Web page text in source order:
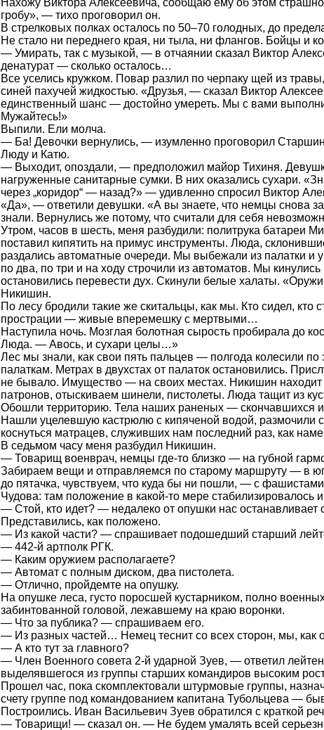
Нахожу Виктора Алексеевича, сообщаю ему об этом
гробу», — тихо проговорил он.
В стрелковых полках осталось по 50–70 голодных, до
Не стало ни переднего края, ни тыла, ни флангов. Бойцы и
— Умирать, так с музыкой, — в отчаянии сказал Виктор
денатурат — сколько осталось…
Все уселись кружком. Повар разлил по черпаку щей из
синей пахучей жидкостью. «Друзья, — сказал Виктор
единственный шанс — достойно умереть. Мы с вами
Мужайтесь!»
Выпили. Ели молча.
— Ба! Девочки вернулись, — изумленно проговорил
Люду и Катю.
— Выходит, опоздали, — предположил майор Тихиня.
нагруженные санитарные сумки. В них оказались сухари.
через „коридор“ — назад?» — удивленно спросил Виктор
«Да», — ответили девушки. «А вы знаете, что немцы снова
знали. Вернулись же потому, что считали для себя
Утром, часов в шесть, меня разбудили: политрука батареи
поставил кипятить на примус инструменты. Люда,
раздались автоматные очереди. Мы выбежали из палатки и
по два, по три и на ходу строчили из автоматов. Мы
остановились перевести дух. Скинули белые халаты.
Никишин.
По лесу бродили такие же скитальцы, как мы. Кто сидел, кто
прострации — живые вперемешку с мертвыми…
Наступила ночь. Мозглая болотная сырость пробирала до
Люда. — Авось, и сухари целы…»
Лес мы знали, как свои пять пальцев — полгода колесили
палаткам. Метрах в двухстах от палаток остановились.
не бывало. Имущество — на своих местах. Никишин
патронов, отыскиваем шинели, пистолеты. Люда тащит из
Обошли территорию. Тела наших раненых — скончавшихся
Нашли уцелевшую кастрюлю с кипяченой водой, размочили
коснуться матрацев, служивших нам последний раз, как
В седьмом часу меня разбудил Никишин.
— Товарищ военврач, немцы где-то близко — на губной
Забираем вещи и отправляемся по старому маршруту — в
до пятачка, чувствуем, что куда бы ни пошли, — с
Чудова: там положение в какой-то мере стабилизировалось и
— Стой, кто идет? — недалеко от опушки нас останавливает
Представились, как положено.
— Из какой части? — спрашивает подошедший старший
— 442-й артполк РГК.
— Каким оружием располагаете?
— Автомат с полным диском, два пистолета.
— Отлично, пройдемте на опушку.
На опушке леса, густо поросшей кустарником, полно
забинтованной головой, лежавшему на краю воронки.
— Что за публика? — спрашиваем его.
— Из разных частей… Немец теснит со всех сторон, мы, как
— А кто тут за главного?
— Член Военного совета 2-й ударной Зуев, — ответил
выделявшегося из группы старших командиров высоким
Прошел час, пока скомплектовали штурмовые группы,
счету группе под командованием капитана Тубольцева —
Построились. Иван Васильевич Зуев обратился с краткой
— Товарищи! — сказал он. — Не будем умалять всей